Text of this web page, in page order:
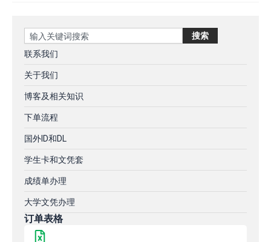
Search 搜索
联系我们
关于我们
博客及相关知识
下单流程
国外ID和DL
学生卡和文凭套
成绩单办理
大学文凭办理
订单表格